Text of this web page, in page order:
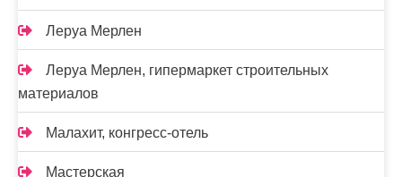
Леруа Мерлен
Леруа Мерлен, гипермаркет строительных
материалов
Малахит, конгресс-отель
Мастерская